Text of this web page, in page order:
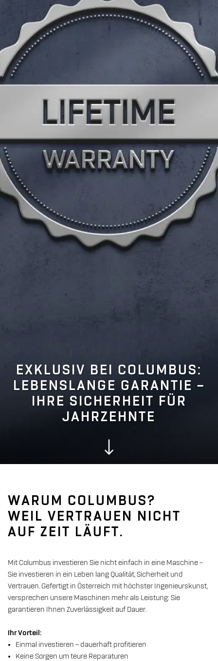
EXKLUSIV BEI COLUMBUS:
LEBENSLANGE GARANTIE –
IHRE SICHERHEIT FÜR
JAHRZEHNTE
WARUM COLUMBUS?
WEIL VERTRAUEN NICHT
AUF ZEIT LÄUFT.
Mit Columbus investieren Sie nicht einfach in eine Maschine –
Sie investieren in ein Leben lang Qualität, Sicherheit und
Vertrauen. Gefertigt in Österreich mit höchster Ingenieurskunst,
versprechen unsere Maschinen mehr als Leistung: Sie
garantieren Ihnen Zuverlässigkeit auf Dauer.
Ihr Vorteil:
Einmal investieren – dauerhaft profitieren
Keine Sorgen um teure Reparaturen